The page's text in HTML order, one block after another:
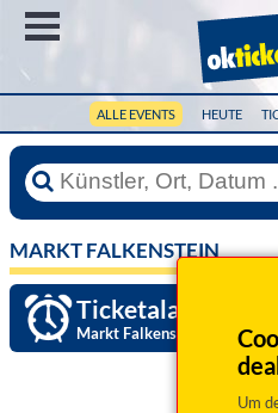
ALLE EVENTS HEUTE
Um
MARKT FALKENSTEIN
Ticketalarm
Markt Falkenstein